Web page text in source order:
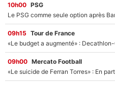
10h00 PSG
09h15 Tour de France
09h00 Mercato Football